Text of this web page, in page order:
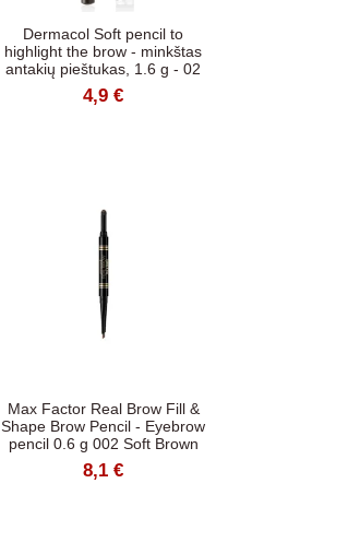
Dermacol Soft pencil to
highlight the brow - minkštas
antakių pieštukas, 1.6 g - 02
4,9 €
Max Factor Real Brow Fill &
Shape Brow Pencil - Eyebrow
pencil 0.6 g 002 Soft Brown
8,1 €